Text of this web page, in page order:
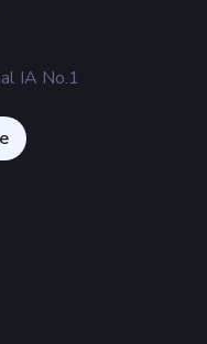
IA No.1